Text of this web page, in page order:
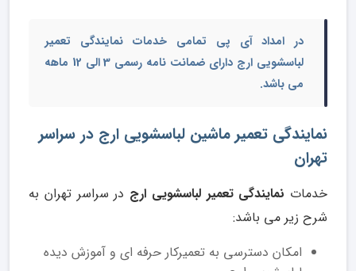
در امداد آی پی تمامی خدماتنمایندگی
تعمیر
لباسشویی ارج
دارای ضمانت نامه رسمی 3 الی 12 ماهه
می باشد.
نمایندگی تعمیر ماشین لباسشویی ارج در سراسر
تهران
خدمات نمایندگی تعمیر لباسشویی ارج در سراسر تهران به
شرح زیر می باشد:
امکان دسترسی به تعمیرکار حرفه ای و آموزش دیده